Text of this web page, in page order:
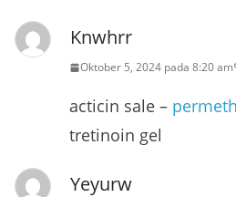
Knwhrr
Oktober 5, 2024 pada 8:20 am
acticin sale –
tretinoin gel
Yeyurw